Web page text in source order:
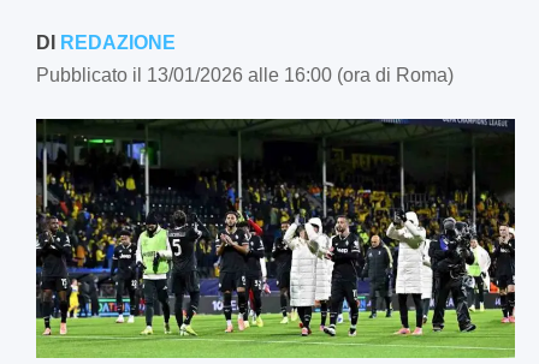
DI REDAZIONE
Pubblicato il 13/01/2026 alle 16:00 (ora di Roma)